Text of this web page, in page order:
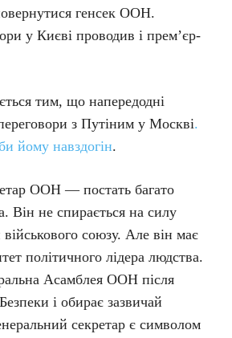
генсек ООН.
у Києві проводив і прем’єр-
тим, що напередодні
з Путіним у Москві.
йому навздогін.
ООН — постать багато
Він не спирається на силу
союзу. Але він має
політичного лідера людства.
Асамблея ООН після
і обирає зазвичай
секретар є символом